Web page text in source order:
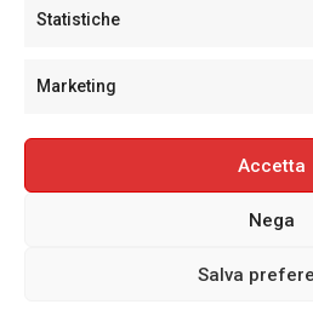
Statistiche
Marketing
Accetta
Nega
Salva
©
Torino, 29/a - 28100 Novara -